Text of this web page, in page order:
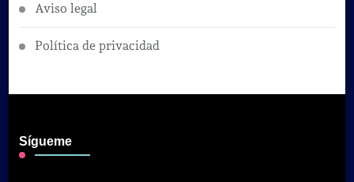
Aviso legal
Política de privacidad
Sígueme